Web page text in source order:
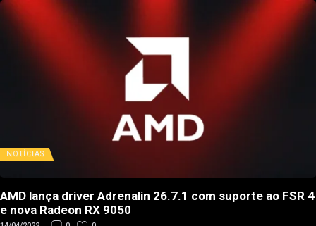
NOTÍCIAS
AMD lança driver Adrenalin 26.7.1 com suporte ao FSR 4
e nova Radeon RX 9050